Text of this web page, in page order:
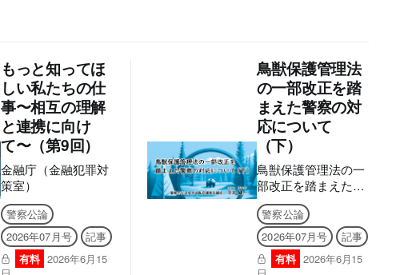
もっと知ってほ
しい私たちの仕
事〜相互の理解
と連携に向け
て〜（第9回）
金融庁（金融犯罪対
策室）
警察公論
2026年07月号
記事
有料 2026年6月15
鳥獣保護管理法
の一部改正を踏
まえた警察の対
応について
（下）
鳥獣保護管理法の一
部改正を踏まえた警
察の対応について
（下）
警察公論
2026年07月号
記事
有料 2026年6月15